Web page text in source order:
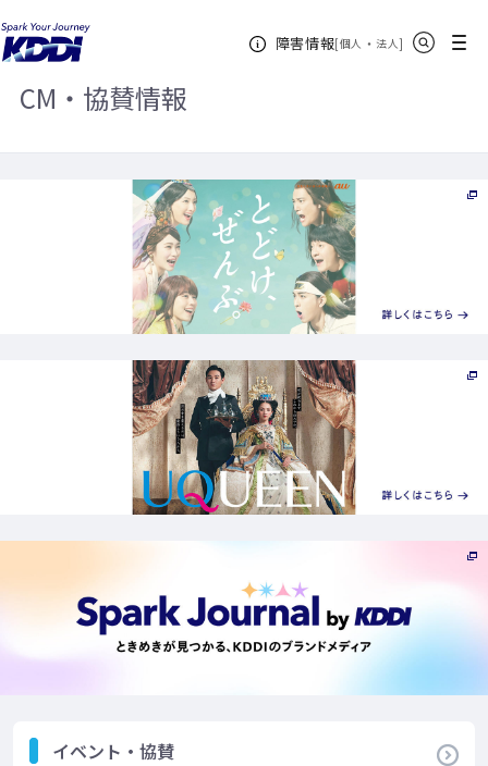
障害情報[個人 ・ 法人新規ウィンドウ
]
メニュー
KDDIホーム
CM・協賛情報
イベント・協賛